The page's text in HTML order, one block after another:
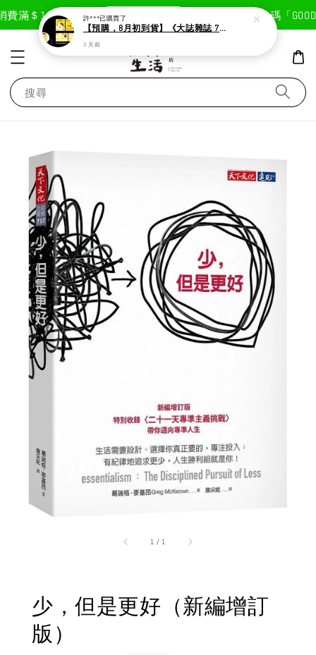
滿＄1800免運費 現在去購物！ 首次註冊輸入折扣碼「
搜尋
1 / 1
少，但是更好（新編增訂
版）
許***已購買了
【預購，8月初到貨】《大誌雜誌 7月號 第 196 期》封面：布丁狗
3 天前